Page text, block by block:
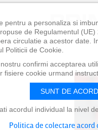
pentru a personaliza si
de Regulamentul
circulatie a acestor
Politicii de Cookie.
confirmi acceptarea
cookie urmand
SUNT DE
acordul individual la nivel
Politica de colectare acord